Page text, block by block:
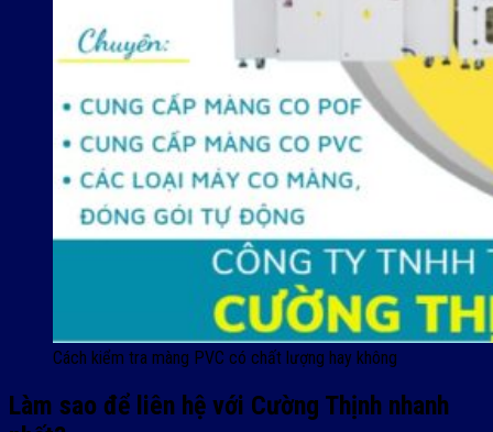
Cách kiểm tra màng PVC có chất lượng hay không
Làm sao để liên hệ với Cường Thịnh nhanh